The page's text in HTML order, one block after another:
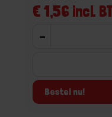
€ 1,56 incl.
-
Bestel nu!